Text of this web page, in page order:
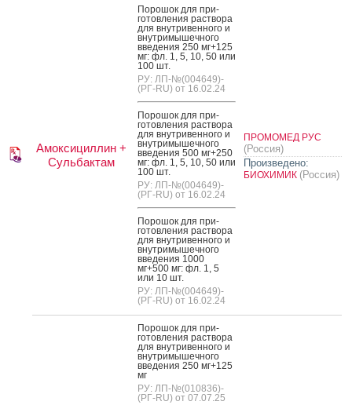
Амоксициллин +
Сульбактам
По­рошок для при­
готов­ле­ния рас­тво­ра
для внут­ри­вен­но­го и
внут­ри­мышеч­но­го
вве­дения 250 мг+125
мг: фл. 1, 5, 10, 50 или
100 шт.
РУ: ЛП-№(004649)-
(РГ-RU) от 16.02.24
По­рошок для при­
готов­ле­ния рас­тво­ра
для внут­ри­вен­но­го и
внут­ри­мышеч­но­го
вве­дения 500 мг+250
мг: фл. 1, 5, 10, 50 или
100 шт.
РУ: ЛП-№(004649)-
(РГ-RU) от 16.02.24
По­рошок для при­
готов­ле­ния рас­тво­ра
для внут­ри­вен­но­го и
внут­ри­мышеч­но­го
вве­дения 1000
мг+500 мг: фл. 1, 5
или 10 шт.
РУ: ЛП-№(004649)-
(РГ-RU) от 16.02.24
ПРОМОМЕД РУС
(Россия)
Произведено:
БИОХИМИК (Россия)
По­рошок для при­
готов­ле­ния рас­тво­ра
для внут­ри­вен­но­го и
внут­ри­мышеч­но­го
вве­дения 250 мг+125
мг
РУ: ЛП-№(010836)-
(РГ-RU) от 07.07.25